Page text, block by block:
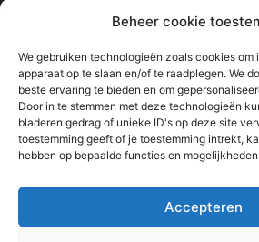
Beheer cookie
We gebruiken technologieën zoals cookies om
apparaat op te slaan en/of te raadplegen. We
beste ervaring te bieden en om
Door in te stemmen met deze technologieën
bladeren gedrag of unieke ID's op deze site
toestemming geeft of je toestemming intrekt,
hebben op bepaalde functies en
Accepteren
Marokko
IJsland
Malta
Roemenië